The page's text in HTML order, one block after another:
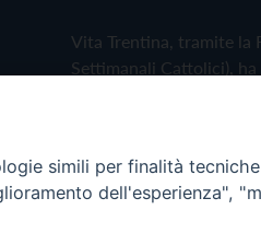
Vita Trentina, tramite la
Settimanali Cattolici),
Privacy Policy
simili per finalità
dell'esperienza",